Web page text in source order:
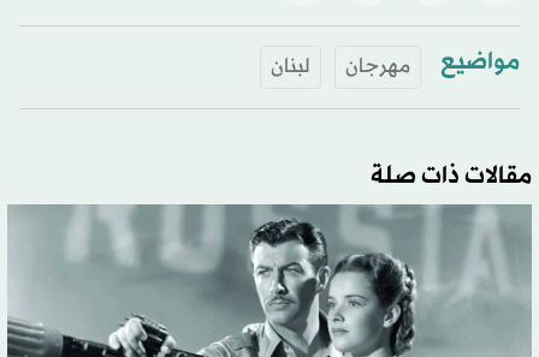
مواضيع مهرجان لبنان
مقالات ذات صلة